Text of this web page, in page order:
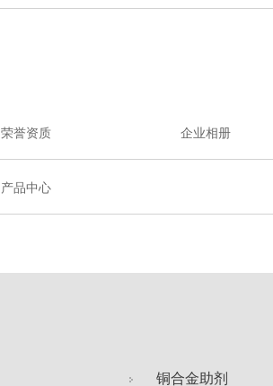
荣誉资质 企业相册
产品中心
铜合金助剂